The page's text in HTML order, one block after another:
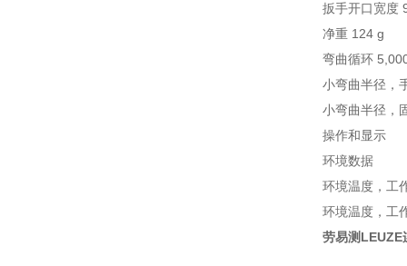
扳手开口宽度
净重 124 g
弯曲循环
小弯曲半径，
小弯曲半径，
操作和显示
环境数据
环境温度，工
环境温度，工
劳易测LEUZE